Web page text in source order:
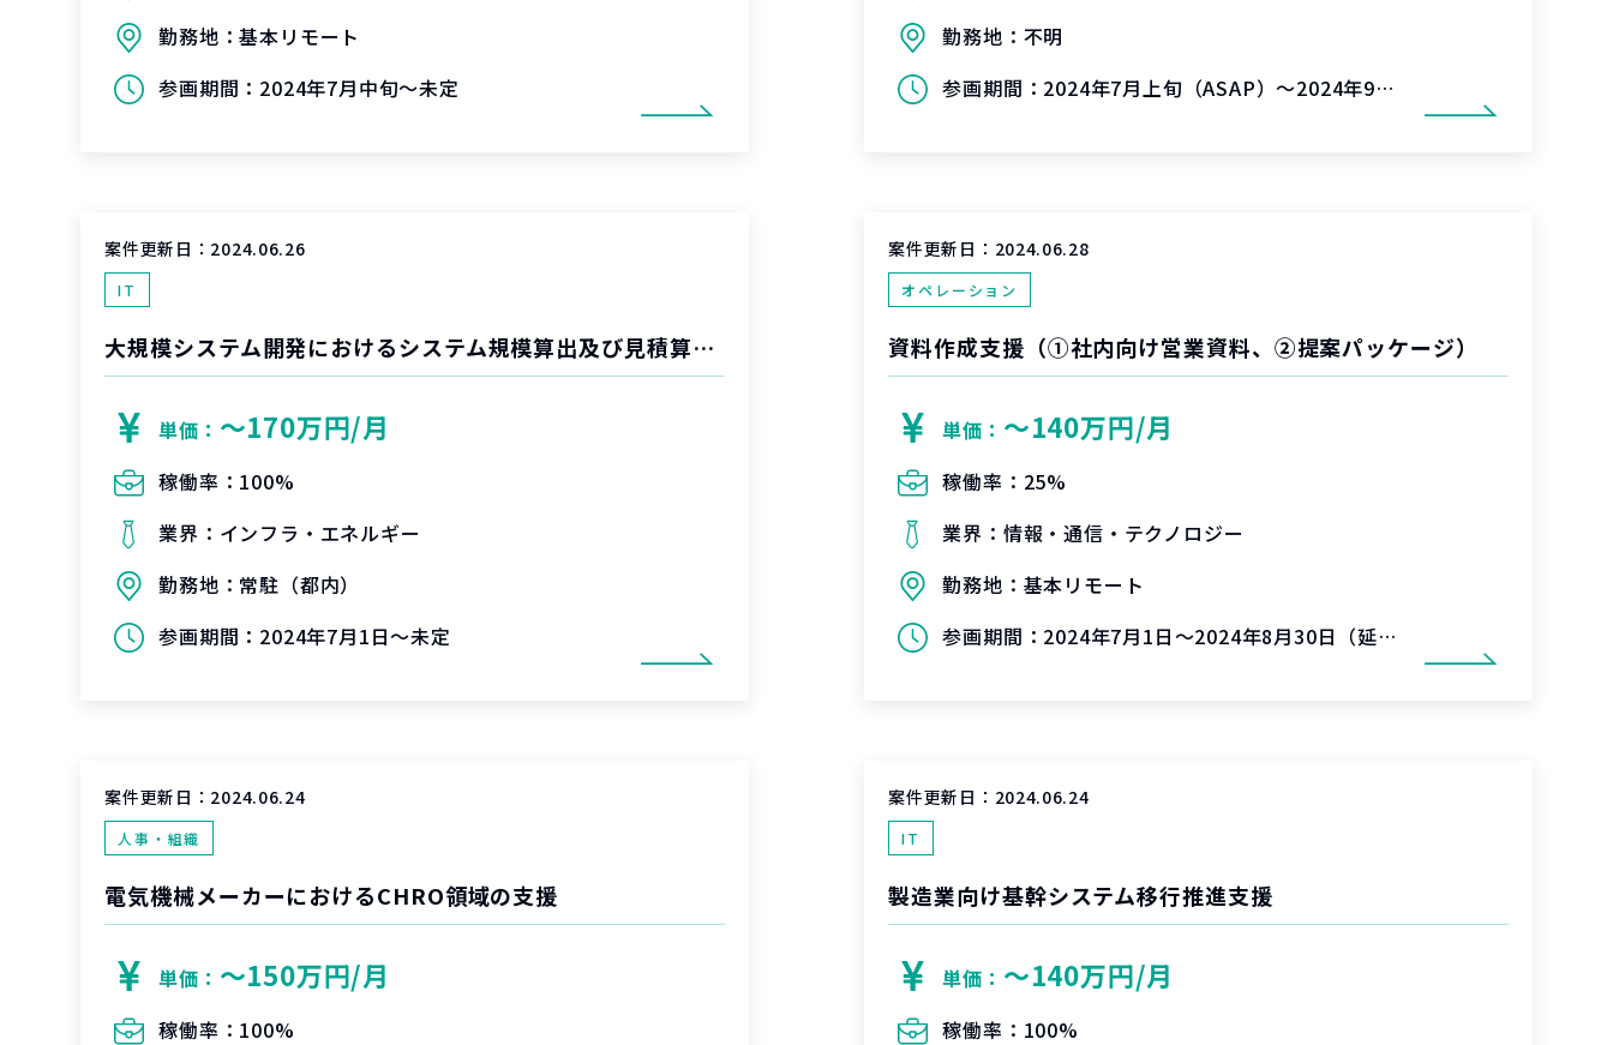
勤務地：基本リモート
参画期間： 2024年7月中旬～未定
勤務地： 不明
参画期間： 2024年7月上旬（ASAP）～2024年9月30日
案件更新日： 2024.06.26
IT
大規模システム開発におけるシステム規模算出及び見積算出支援
単価： 〜170万円/月
稼働率： 100%
業界： インフラ・エネルギー
勤務地： 常駐（都内）
参画期間： 2024年7月1日～未定
案件更新日： 2024.06.28
オペレーション
資料作成支援（①社内向け営業資料、②提案パッケージ）
単価： 〜140万円/月
稼働率： 25%
業界： 情報・通信・テクノロジー
勤務地： 基本リモート
参画期間： 2024年7月1日～2024年8月30日（延長可能性有）
案件更新日： 2024.06.24
人事・組織
電気機械メーカーにおけるCHRO領域の支援
単価： 〜150万円/月
稼働率： 100%
案件更新日： 2024.06.24
IT
製造業向け基幹システム移行推進支援
単価： 〜140万円/月
稼働率： 100%